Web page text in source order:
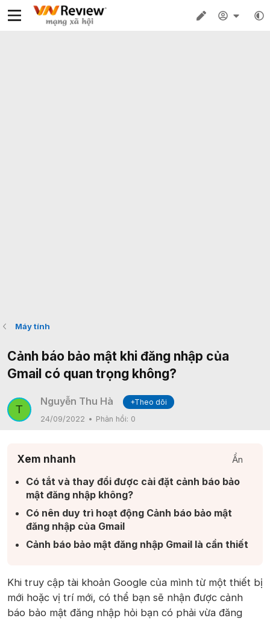
Máy tính
Cảnh báo bảo mật khi đăng nhập của
Gmail có quan trọng không?
T
Nguyễn Thu Hà
+Theo dõi
24/09/2022
Phản hồi: 0
Xem nhanh Ẩn
Có tắt và thay đổi được cài đặt cảnh báo bảo
mật đăng nhập không?​
Có nên duy trì hoạt động Cảnh báo bảo mật
đăng nhập của Gmail​
Cảnh báo bảo mật đăng nhập Gmail là cần thiết ​
Khi truy cập tài khoản Google của mình từ một thiết bị
mới hoặc vị trí mới, có thể bạn sẽ nhận được cảnh
báo bảo mật đăng nhập hỏi bạn có phải vừa đăng